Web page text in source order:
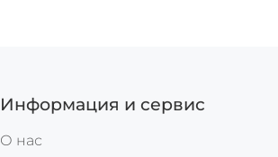
Информация и сервис
О нас